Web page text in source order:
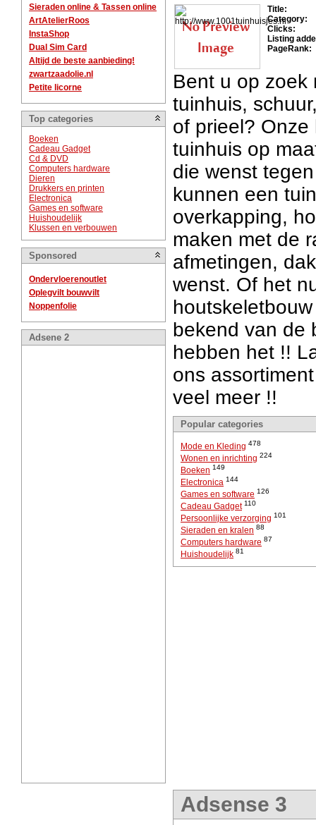
Sieraden online & Tassen online
ArtAtelierRoos
InstaShop
Dual Sim Card
Altijd de beste aanbieding!
zwartzaadolie.nl
Petite licorne
Top categories
Boeken
Cadeau Gadget
Cd & DVD
Computers hardware
Dieren
Drukkers en printen
Electronica
Games en software
Huishoudelijk
Klussen en verbouwen
Sponsored
Ondervloerenoutlet
Oplegvilt bouwvilt
Noppenfolie
Adsene 2
Title:
Category:
Clicks:
Listing
PageRank:
Bent u op zoek
tuinhuis,
of prieel?
tuinhuis op
die wenst
kunnen een
overkapping,
maken met de
afmetingen,
wenst. Of het
bekend van de
hebben het !!
ons
veel meer !!
Popular categories
Mode en Kleding 478
Wonen en inrichting 224
Boeken 149
Electronica 144
Games en software 126
Cadeau Gadget 110
Persoonlijke verzorging 101
Sieraden en kralen 88
Computers hardware 87
Huishoudelijk 81
Adsense 3